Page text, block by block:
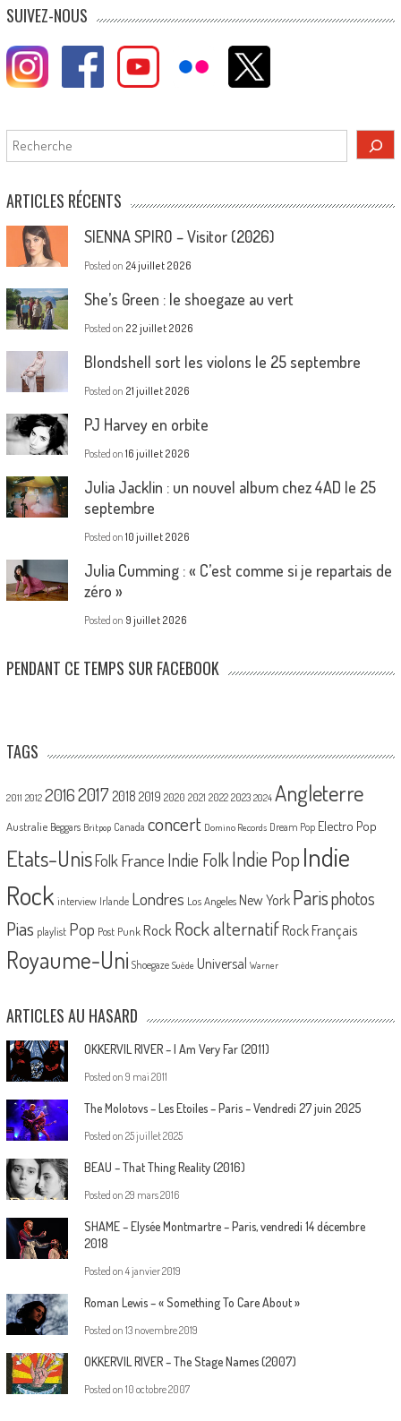
SUIVEZ-NOUS
Rechercher
ARTICLES RÉCENTS
SIENNA SPIRO – Visitor (2026)
Posted on 24 juillet 2026
She’s Green : le shoegaze au vert
Posted on 22 juillet 2026
Blondshell sort les violons le 25 septembre
Posted on 21 juillet 2026
PJ Harvey en orbite
Posted on 16 juillet 2026
Julia Jacklin : un nouvel album chez 4AD le 25
septembre
Posted on 10 juillet 2026
Julia Cumming : « C’est comme si je repartais de
zéro »
Posted on 9 juillet 2026
PENDANT CE TEMPS SUR FACEBOOK
TAGS
2011 2012 20162017 2018 2019 2020 2021 2022 2023 2024 Angleterre
Australie Beggars Britpop Canada concert Domino Records Dream Pop Electro Pop
Etats-UnisFolk France Indie Folk Indie PopIndie
Rock interview Irlande Londres Los Angeles New York Parisphotos
Pias playlist Pop Post Punk Rock Rock alternatif Rock Français
Royaume-Uni Shoegaze Suède Universal Warner
ARTICLES AU HASARD
OKKERVIL RIVER – I Am Very Far (2011)
Posted on 9 mai 2011
The Molotovs – Les Etoiles – Paris – Vendredi 27 juin 2025
Posted on 25 juillet 2025
BEAU – That Thing Reality (2016)
Posted on 29 mars 2016
SHAME – Elysée Montmartre – Paris, vendredi 14 décembre
2018
Posted on 4 janvier 2019
Roman Lewis – « Something To Care About »
Posted on 13 novembre 2019
OKKERVIL RIVER – The Stage Names (2007)
Posted on 10 octobre 2007